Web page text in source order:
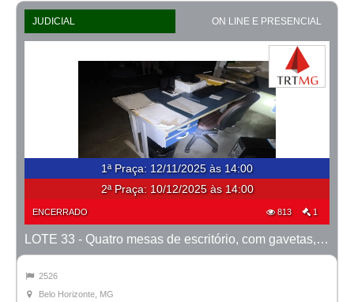
JUDICIAL ON LINE E PRESENCIAL
1ª Praça: 12/11/2025 às 14:00
2ª Praça: 10/12/2025 às 14:00
ENCERRADO 813 1
LOTE 33 - Quatro mesas de escritório, com gavetas, na cor azul
2526
Belo Horizonte, MG